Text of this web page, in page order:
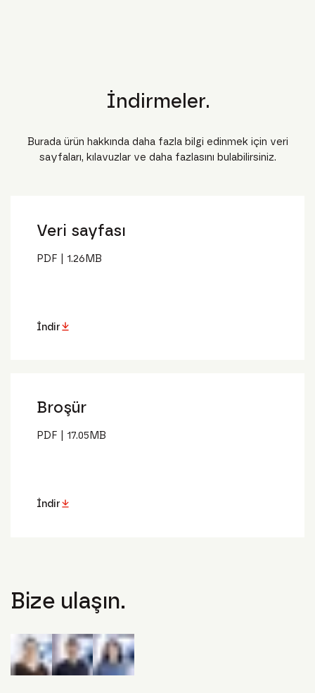
İndirmeler.
Burada ürün hakkında daha fazla bilgi edinmek için veri
sayfaları, kılavuzlar ve daha fazlasını bulabilirsiniz.
Veri sayfası
PDF 1.26MB
İndir
Broşür
PDF 17.05MB
İndir
Bize ulaşın.